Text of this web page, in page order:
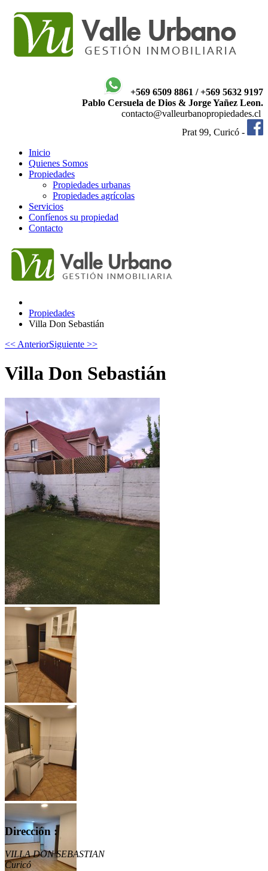
+569 6509 8861 / +569 5632 9197
Pablo Cersuela de Dios & Jorge Yañez Leon.
contacto@valleurbanopropiedades.cl
Prat 99, Curicó -
Inicio
Quienes Somos
Propiedades
Propiedades urbanas
Propiedades agrícolas
Servicios
Confíenos su propiedad
Contacto
Propiedades
Villa Don Sebastián
<< AnteriorSiguiente >>
Villa Don Sebastián
Dirección :
VILLA DON SEBASTIAN
Curicó